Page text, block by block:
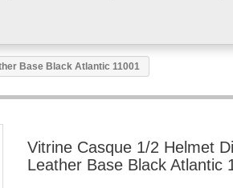
Base Black Atlantic 11001
Vitrine Casque 1/2 Helmet
Leather Base Black Atlantic